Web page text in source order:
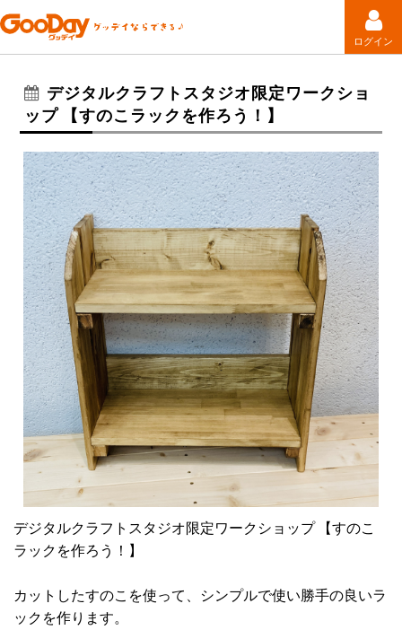
ログイン
デジタルクラフトスタジオ限定ワークショ
ップ 【すのこラックを作ろう！】
デジタルクラフトスタジオ限定ワークショップ 【すのこ
ラックを作ろう！】
カットしたすのこを使って、シンプルで使い勝手の良いラ
ックを作ります。